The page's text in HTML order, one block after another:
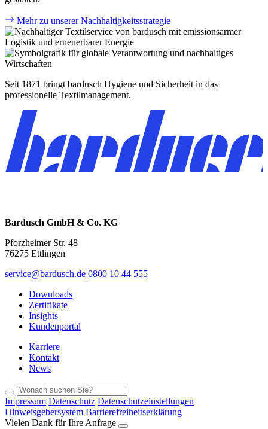
Mehr zu unserer Nachhaltigkeitsstrategie
Seit 1871 bringt bardusch Hygiene und Sicherheit in das
professionelle Textilmanagement.
Bardusch GmbH & Co. KG
Pforzheimer Str. 48
76275 Ettlingen
service@bardusch.de 0800 10 44 555
Downloads
Zertifikate
Insights
Kundenportal
Karriere
Kontakt
News
Impressum Datenschutz Datenschutzeinstellungen
Hinweisgebersystem Barrierefreiheitserklärung
Vielen Dank für Ihre Anfrage